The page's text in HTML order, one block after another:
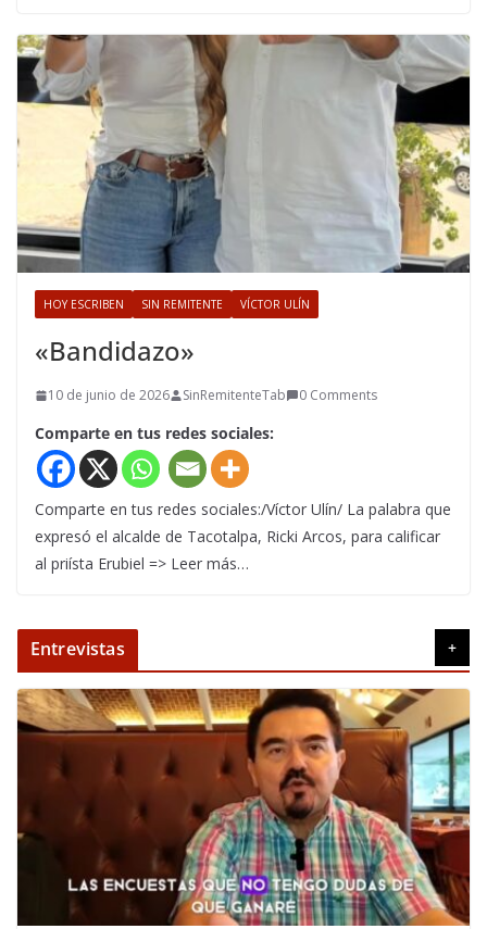
HOY ESCRIBEN SIN REMITENTE VÍCTOR ULÍN
«Bandidazo»
10 de junio de 2026 SinRemitenteTab 0 Comments
Comparte en tus redes sociales:
Comparte en tus redes sociales:/Víctor Ulín/ La palabra que
expresó el alcalde de Tacotalpa, Ricki Arcos, para calificar
al priísta Erubiel => Leer más…
Entrevistas +